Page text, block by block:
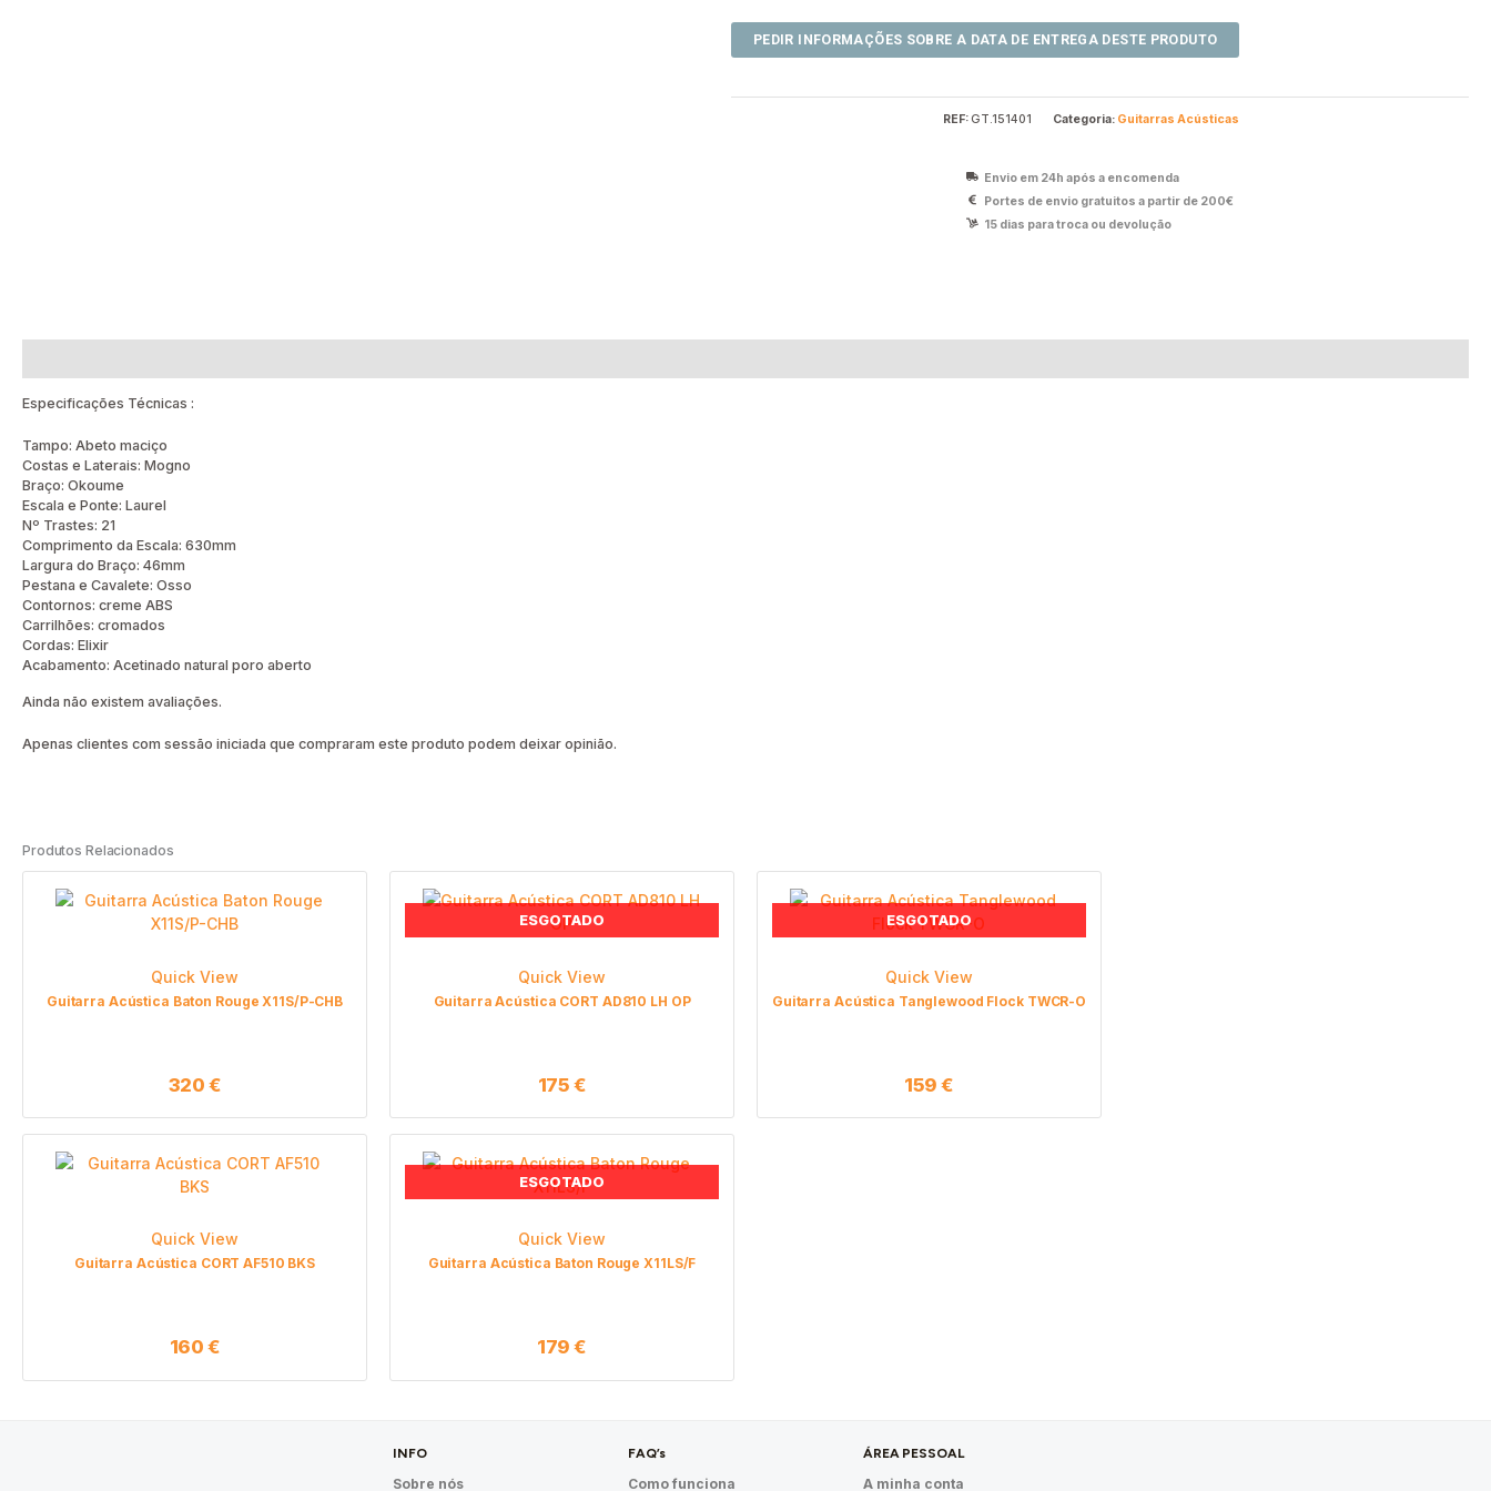
REF: GT.151401 Categoria: Guitarras Acústicas
Envio em 24h após a encomenda
Portes de envio gratuitos a partir de 200€
15 dias para troca ou devolução
Especificações Técnicas :
Tampo: Abeto maciço
Costas e Laterais: Mogno
Braço: Okoume
Escala e Ponte: Laurel
Nº Trastes: 21
Comprimento da Escala: 630mm
Largura do Braço: 46mm
Pestana e Cavalete: Osso
Contornos: creme ABS
Carrilhões: cromados
Cordas: Elixir
Acabamento: Acetinado natural poro aberto
Ainda não existem avaliações.
Apenas clientes com sessão iniciada que compraram este produto podem deixar opinião.
Produtos Relacionados
Quick View
Guitarra Acústica Baton Rouge X11S/P-CHB
320 €
ESGOTADO
Quick View
Guitarra Acústica CORT AD810 LH OP
175 €
ESGOTADO
Quick View
Guitarra Acústica Tanglewood Flock TWCR-O
159€
Quick View
Guitarra Acústica CORT AF510 BKS
160 €
ESGOTADO
Quick View
Guitarra Acústica Baton Rouge X11LS/F
179€
INFO
Sobre nós
FAQ’s
Como funciona
ÁREA PESSOAL
A minha conta